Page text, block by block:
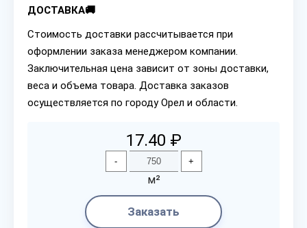
ДОСТАВКА🚚
Стоимость доставки рассчитывается при
оформлении заказа менеджером компании.
Заключительная цена зависит от зоны доставки,
веса и объема товара. Доставка заказов
осуществляется по городу Орел и области.
17.40 ₽
- +
м²
Заказать